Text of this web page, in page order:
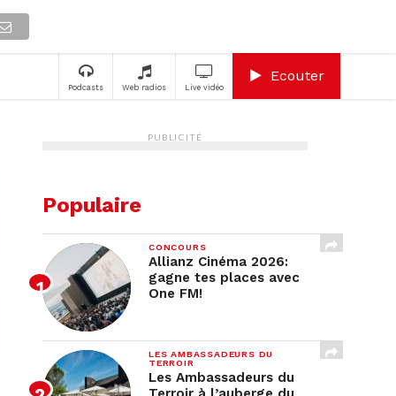
Podcasts Web radios Live vidéo
Ecouter
PUBLICITÉ
Populaire
CONCOURS
Allianz Cinéma 2026:
gagne tes places avec
One FM!
LES AMBASSADEURS DU
TERROIR
Les Ambassadeurs du